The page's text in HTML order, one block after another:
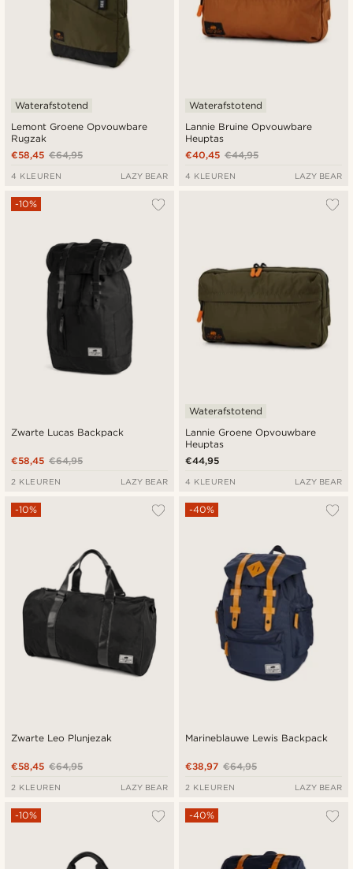
Lemont Groene Opvouwbare
Rugzak
Waterafstotend
€64,95
€58,45
4 KLEUREN LAZY BEAR
Lannie Bruine Opvouwbare
Heuptas
Waterafstotend
€44,95
€40,45
4 KLEUREN LAZY BEAR
Zwarte Lucas Backpack
-10%
€64,95
€58,45
2 KLEUREN LAZY BEAR
Lannie Groene Opvouwbare
Heuptas
Waterafstotend
€44,95
4 KLEUREN LAZY BEAR
Zwarte Leo Plunjezak
-10%
€64,95
€58,45
2 KLEUREN LAZY BEAR
Marineblauwe Lewis Backpack
-40%
€64,95
€38,97
2 KLEUREN LAZY BEAR
-10% -40%